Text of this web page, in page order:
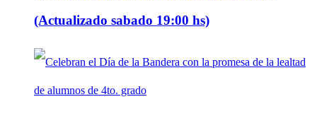
(Actualizado sabado 19:00 hs)